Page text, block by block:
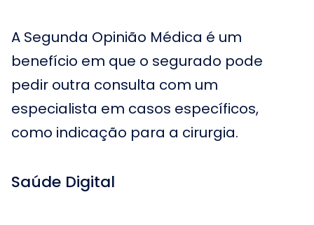
A Segunda Opinião Médica é um
benefício em que o segurado pode
pedir outra consulta com um
especialista em casos específicos,
como indicação para a cirurgia.
Saúde Digital